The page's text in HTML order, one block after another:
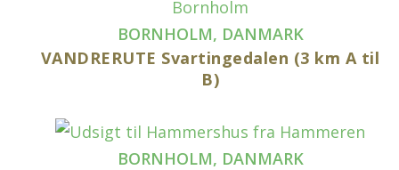
BORNHOLM, DANMARK
VANDRERUTE Svartingedalen (3 km A til
B)
BORNHOLM, DANMARK